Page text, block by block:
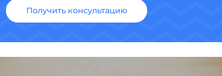
Получить консультацию